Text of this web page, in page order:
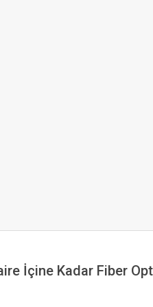
İçine Kadar Fiber